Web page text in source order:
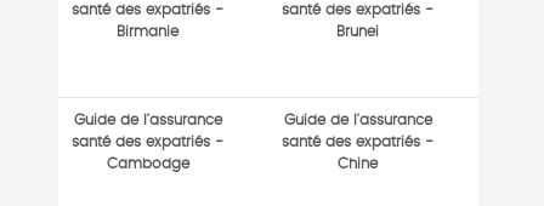
santé des expatriés -
Birmanie
santé des expatriés -
Brunei
Guide de l'assurance
santé des expatriés -
Cambodge
Guide de l'assurance
santé des expatriés -
Chine